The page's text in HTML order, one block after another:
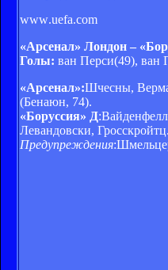
www.uefa.com
«Арсенал» Лондон –
Голы: ван Перси(49), ван
«Арсенал»:Шчесны,
(Бенаюн, 74).
«Боруссия» Д
Левандовски, Гросскройтц.
Предупреждения